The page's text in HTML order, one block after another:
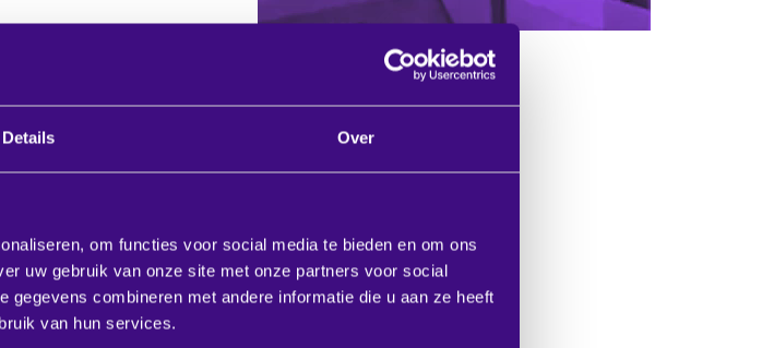
Details Over
om functies voor social media te bieden en om ons
uw gebruik van onze site met onze partners voor social
combineren met andere informatie die u aan ze heeft
van hun services.
een nieuwe uitdaging
op kantoor en thuis
Er zijn verschillende
verbinding tussen